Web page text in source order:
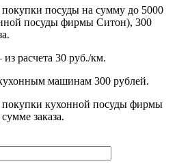
посуды на сумму до 5000
посуды фирмы Ситон), 300
расчета 30 руб./км.
машинам 300 рублей.
покупки кухонной посуды фирмы
заказа.